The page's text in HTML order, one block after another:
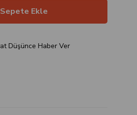
Düşünce Haber Ver